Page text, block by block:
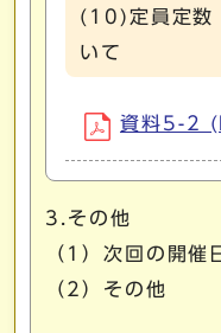
(10)定員定数
いて
資料5-2
3.その他
（1）次回の開催
（2）その他